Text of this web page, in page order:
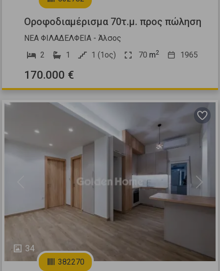
Οροφοδιαμέρισμα 70τ.μ. προς πώληση
ΝΕΑ ΦΙΛΑΔΕΛΦΕΙΑ - Άλσος
2
1 1 (1ος) 70 m2 1965
170.000 €
34
Previous Next
382270